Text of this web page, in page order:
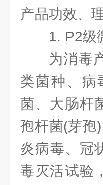
产品功效、
1. P2级
为消毒
类菌种、病
菌、大肠杆
孢杆菌(芽孢
炎病毒、冠
毒灭活试验